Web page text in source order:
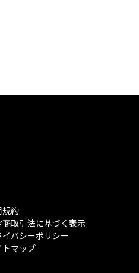
規約
商取引法に基づく表示
イバシーポリシー
トマップ